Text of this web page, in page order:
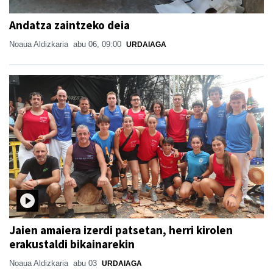
Andatza zaintzeko deia
Noaua Aldizkaria abu 06, 09:00 URDAIAGA
Jaien amaiera izerdi patsetan, herri kirolen
erakustaldi bikainarekin
Noaua Aldizkaria abu 03 URDAIAGA